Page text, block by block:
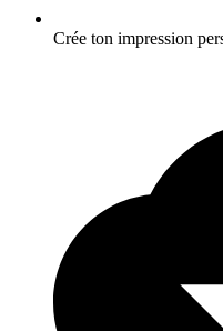
Crée ton impression